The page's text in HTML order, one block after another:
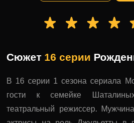
Сюжет 16 серии
В 16 серии 1 сезона сериала
гости к семейке
театральный режиссер.